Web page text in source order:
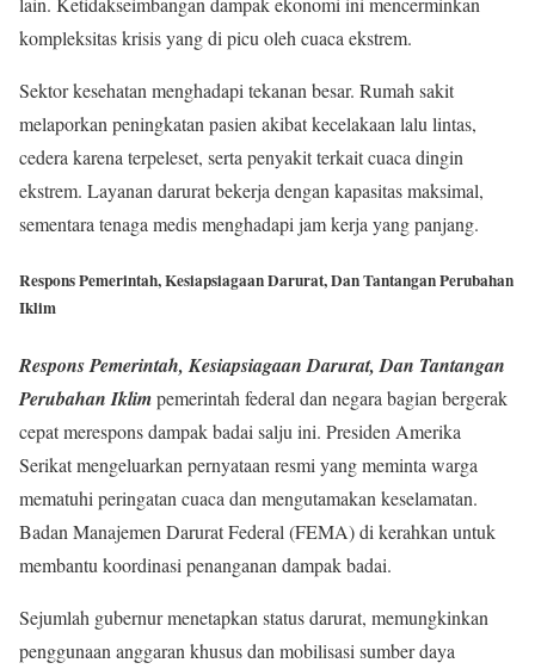
kompleksitas krisis yang di picu oleh cuaca ekstrem.
Sektor kesehatan menghadapi tekanan besar. Rumah sakit
melaporkan peningkatan pasien akibat kecelakaan lalu lintas,
cedera karena terpeleset, serta penyakit terkait cuaca dingin
ekstrem. Layanan darurat bekerja dengan kapasitas maksimal,
sementara tenaga medis menghadapi jam kerja yang panjang.
Respons Pemerintah, Kesiapsiagaan Darurat, Dan Tantangan Perubahan
Iklim
Respons Pemerintah, Kesiapsiagaan Darurat, Dan Tantangan
Perubahan Iklimpemerintah federal dan negara bagian bergerak
cepat merespons dampak badai salju ini. Presiden Amerika
Serikat mengeluarkan pernyataan resmi yang meminta warga
mematuhi peringatan cuaca dan mengutamakan keselamatan.
Badan Manajemen Darurat Federal (FEMA) di kerahkan untuk
membantu koordinasi penanganan dampak badai.
Sejumlah gubernur menetapkan status darurat, memungkinkan
penggunaan anggaran khusus dan mobilisasi sumber daya